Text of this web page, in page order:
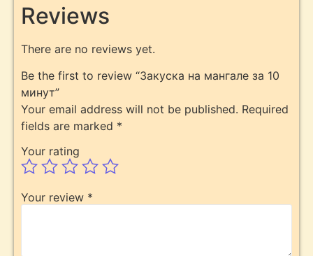
Reviews
There are no reviews yet.
Be the first to review “Закуска на мангале за 10
минут”
Your email address will not be published. Required
fields are marked *
Your rating
Your review *